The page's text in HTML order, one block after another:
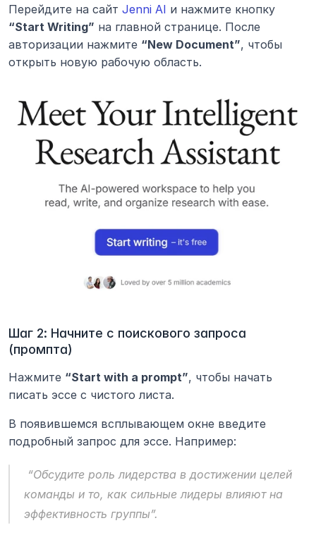
Перейдите на сайт Jenni AI
“Start Writing” на главной странице. После
авторизации нажмите “New Document”, чтобы
открыть новую рабочую область.
Шаг 2: Начните с поискового запроса
(промпта)
Нажмите “Start with a prompt”, чтобы начать
писать эссе с чистого листа.
В появившемся всплывающем окне введите
подробный запрос для эссе. Например:
“Обсудите роль лидерства в достижении целей
команды и то, как сильные лидеры влияют на
эффективность группы”.